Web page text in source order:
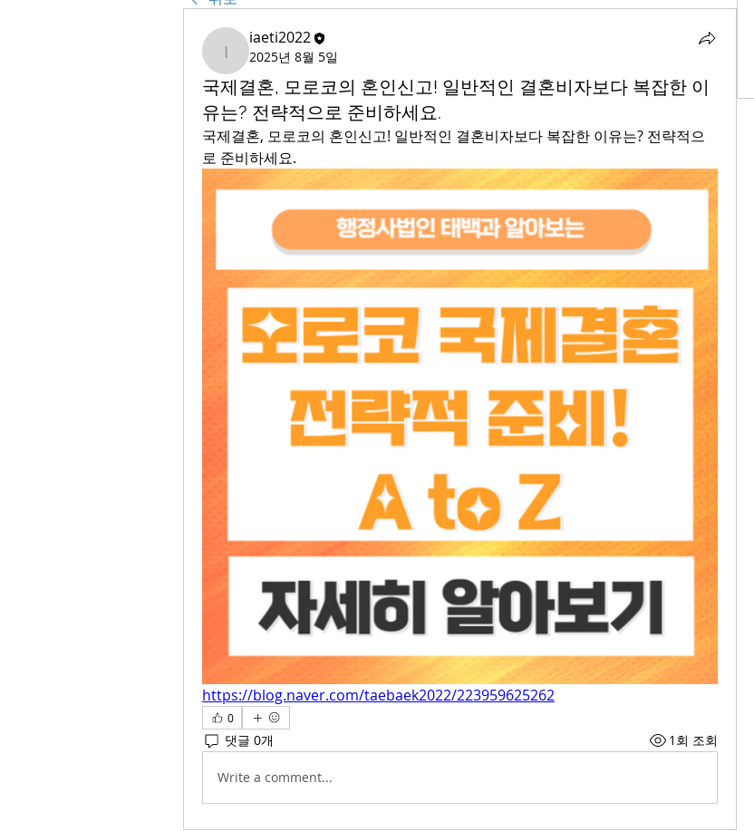
iaeti2022
iaeti2022
2025년 8월 5일
국제결혼, 모로코의 혼인신고! 일반적인 결혼비자보다 복잡한 이
유는? 전략적으로 준비하세요.
국제결혼, 모로코의 혼인신고! 일반적인 결혼비자보다 복잡한 이유는? 전략적으
로 준비하세요.
https://blog.naver.com/taebaek2022/223959625262
0
댓글 0개 1회 조회
Write a comment...